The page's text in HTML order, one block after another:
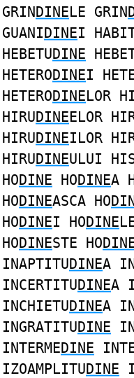
GRINDINELE GRIN
GUANIDINEI
HEBETUDINE
HETERODINEI
HETERODINELOR
HIRUDINEELOR
HIRUDINEILOR
HIRUDINEULUI
HODINE HODINEA
HODINEASCA HO
HODINEI HODINE
HODINESTE HO
INAPTITUDINEA
INCERTITUDINEA
INCHIETUDINEA
INGRATITUDINE
INTERMEDINE
IZOAMPLITUDINE